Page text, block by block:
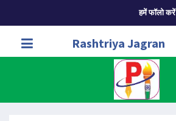
हमें फॉलो करें
Rashtriya Jagran